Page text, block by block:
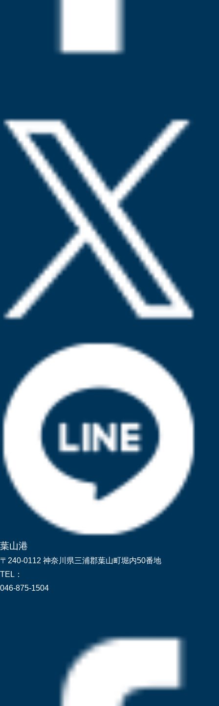
葉山港
〒240-0112 神奈川県三浦郡葉山町堀内50番地
TEL：
046-875-1504